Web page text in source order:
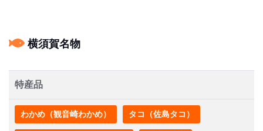
横須賀名物
特産品
わかめ（観音崎わかめ） タコ（佐島タコ）